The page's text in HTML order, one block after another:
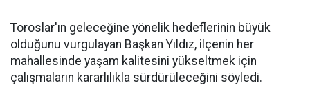
Toroslar'ın geleceğine yönelik hedeflerinin büyük
olduğunu vurgulayan Başkan Yıldız, ilçenin her
mahallesinde yaşam kalitesini yükseltmek için
çalışmaların kararlılıkla sürdürüleceğini söyledi.